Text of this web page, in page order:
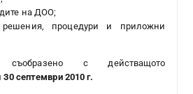
на ДОО;
решения, процедури и приложни
с действащото
30 септември 2010 г.